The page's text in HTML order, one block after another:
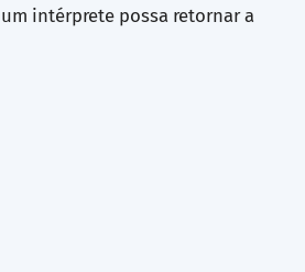
intérprete possa retornar a